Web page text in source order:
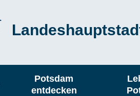
Potsdam
entdecken